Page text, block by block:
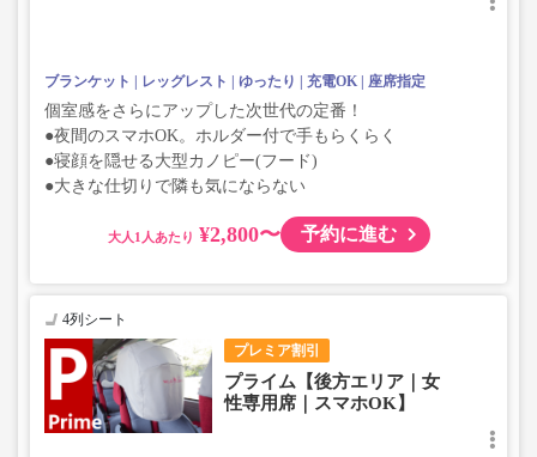
ブランケット レッグレスト ゆったり 充電OK 座席指定
個室感をさらにアップした次世代の定番！
●夜間のスマホOK。ホルダー付で手もらくらく
●寝顔を隠せる大型カノピー(フード)
●大きな仕切りで隣も気にならない
大人 ¥2,800〜 予約に進む
プレミア割引
4列シート
プライム【後方エリア｜女
性専用席｜スマホOK】